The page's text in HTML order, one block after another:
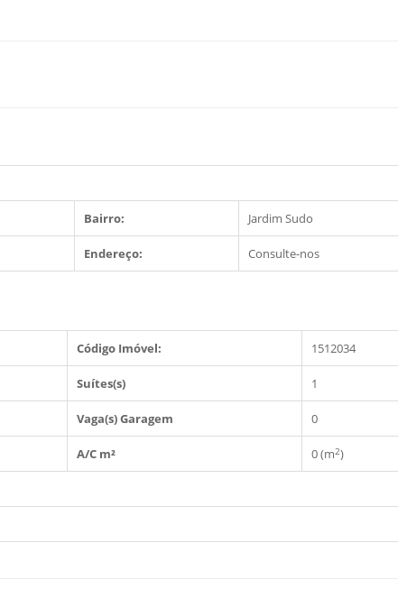
Bairro: Jardim Sudo
Endereço: Consulte-nos
Código Imóvel: 1512034
Suítes(s) 1
Vaga(s) Garagem 0
A/C m² 0 (m2)